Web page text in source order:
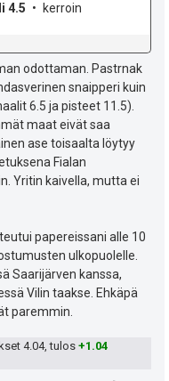
4.5
kerroin
odottaman. Pastrnak
snaipperi kuin
6.5 ja pisteet 11.5).
maat eivät saa
ase toisaalta löytyy
Fialan
Yritin kaivella, mutta ei
papereissani alle 10
ulkopuolelle.
Saarijärven kanssa,
Vilin taakse. Ehkäpä
paremmin.
4.04, tulos +1.04